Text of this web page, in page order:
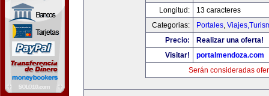
Longitud:
13 caracteres
Categorias:
Portales,
Precio:
Realizar una oferta!
Visitar!
portalmendoza.com
Serán consideradas